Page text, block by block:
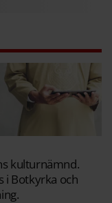
kulturnämnd.
i Botkyrka och